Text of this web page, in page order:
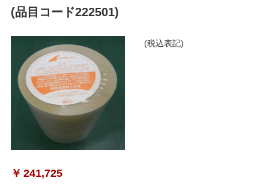
(品目コード222501)
(税込表記)
￥ 241,725